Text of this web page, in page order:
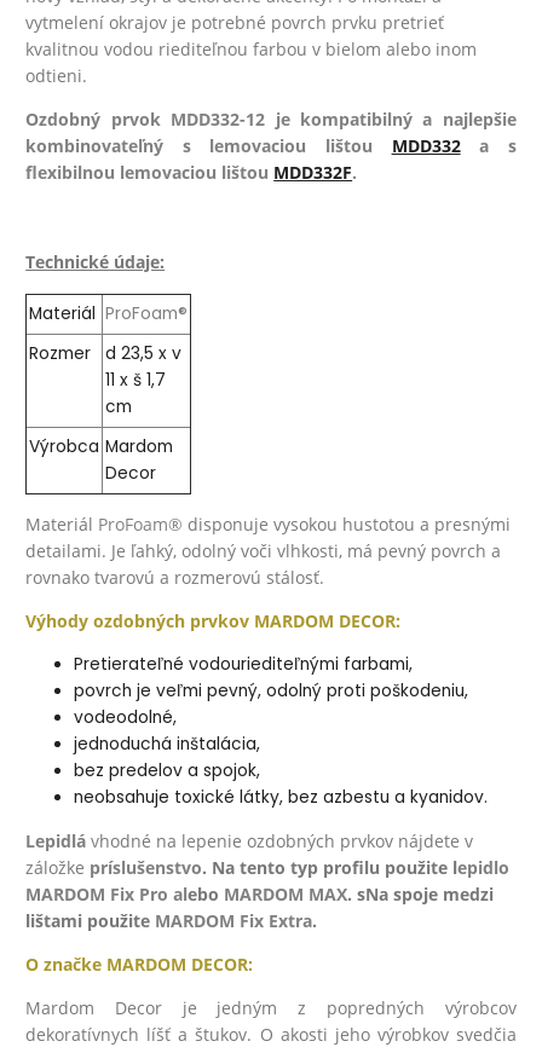
vytmelení okrajov je potrebné povrch prvku pretrieť
kvalitnou vodou riediteľnou farbou v bielom alebo inom
odtieni.
Ozdobný prvok MDD332-12 je kompatibilný a najlepšie
kombinovateľný s lemovaciou lištou MDD332a s
flexibilnou lemovaciou lištou MDD332F.
Technické údaje:
Materiál ProFoam®
Rozmer
d 23,5 x v
11 x š 1,7
cm
Výrobca Mardom
Decor
Materiál ProFoam® disponuje vysokou hustotou a presnými
detailami. Je ľahký, odolný voči vlhkosti, má pevný povrch a
rovnako tvarovú a rozmerovú stálosť.
Výhody ozdobných prvkov MARDOM DECOR:
Pretierateľné vodouriediteľnými farbami,
povrch je veľmi pevný, odolný proti poškodeniu,
vodeodolné,
jednoduchá inštalácia,
bez predelov a spojok,
neobsahuje toxické látky, bez azbestu a kyanidov.
Lepidlá vhodné na lepenie ozdobných prvkov nájdete v
záložke príslušenstvo. Na tento typ profilu použite lepidlo
MARDOM Fix Pro alebo MARDOM MAX. sNa spoje medzi
lištami použite MARDOM Fix Extra.
O značke MARDOM DECOR:
Mardom Decor je jedným z popredných výrobcov
dekoratívnych líšť a štukov. O akosti jeho výrobkov svedčia